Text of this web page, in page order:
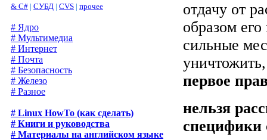
& C# | СУБД | CVS | прочее
# Ядро
# Мультимедиа
# Интернет
# Почта
# Безопасность
# Железо
# Разное
# Linux HowTo (как сделать)
# Книги и руководства
# Материалы на английском языке
отдачу от
образом
сильные
первое
нельзя
специфики